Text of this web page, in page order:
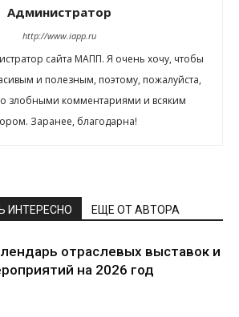
Администратор
http://www.iapp.ru
сайта МАПП. Я очень хочу, чтобы
и полезным, поэтому, пожалуйста,
злобными комментариями и всяким
Заранее, благодарна!
ИНТЕРЕСНО ЕЩЕ ОТ АВТОРА
отраслевых выставок и
на 2026 год